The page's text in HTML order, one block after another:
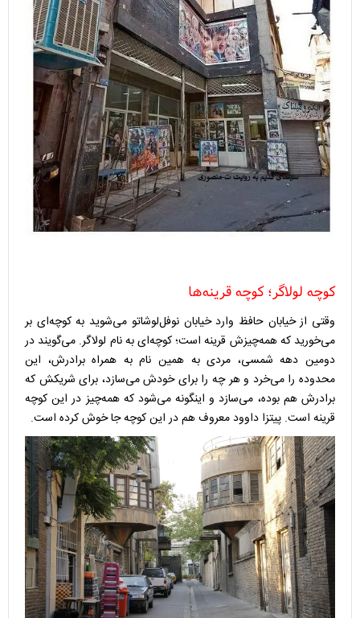
کوچه لولاگر؛ کوچه قرینه‌ها
وقتی از خیابان حافظ وارد خیابان نوفل‌لوشاتو می‌شوید به کوچه‌ای بر
می‌خورید که همه‌چیزش قرینه است؛ کوچه‌ای به نام لولاگر. می‌گویند در
دومین دهه شمسی، مردی به همین نام به همراه برادرش، این
محدوده را می‌خرد و هر چه را برای خودش می‌سازد، برای شریکش که
برادرش هم بوده، می‌سازد و اینگونه می‌شود که همه‌چیز در این کوچه
قرینه است. پیتزا داوود معروف هم در این کوچه جا خوش کرده است.